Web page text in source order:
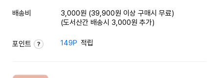
배송비
3,000원 (39,900원 이상 구매시 무료)
(도서산간 배송시 3,000원 추가)
포인트 149P 적립